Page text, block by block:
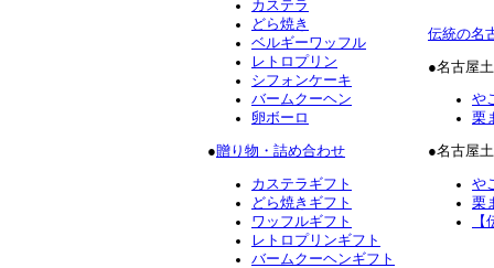
カステラ
どら焼き
ベルギーワッフル
レトロプリン
シフォンケーキ
バームクーヘン
卵ボーロ
●贈り物・詰め合わせ
カステラギフト
どら焼きギフト
ワッフルギフト
レトロプリンギフト
バームクーヘンギフト
伝統の名
●名古屋
や
栗
●名古屋
や
栗